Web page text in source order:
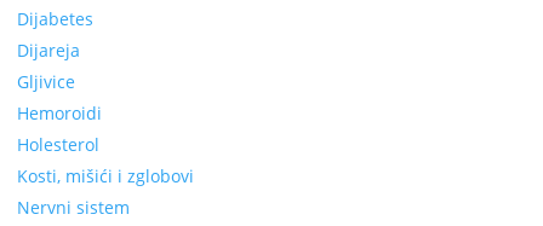
Dijabetes
Dijareja
Gljivice
Hemoroidi
Holesterol
Kosti, mišići i zglobovi
Nervni sistem